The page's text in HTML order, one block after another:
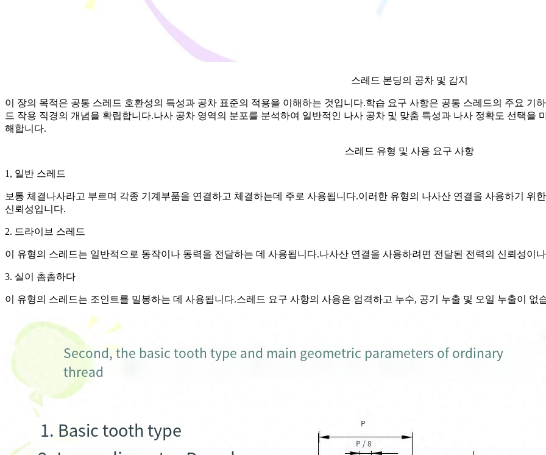
스레드 본딩의 공차 및 감지
이 장의 목적은 공통 스레드 호환성의 특성과 공차 표준의 적용을 이해하는 것입니다.학습 요구 사항은 공통 스레드의 주요 기
드 작용 직경의 개념을 확립합니다.나사 공차 영역의 분포를 분석하여 일반적인 나사 공차 및 맞춤 특성과 나사 정확도 선택을
해합니다.
스레드 유형 및 사용 요구 사항
1, 일반 스레드
보통 체결나사라고 부르며 각종 기계부품을 연결하고 체결하는데 주로 사용됩니다.이러한 유형의 나사산 연결을 사용하기 위
신뢰성입니다.
2. 드라이브 스레드
이 유형의 스레드는 일반적으로 동작이나 동력을 전달하는 데 사용됩니다.나사산 연결을 사용하려면 전달된 전력의 신뢰성이
3. 실이 촘촘하다
이 유형의 스레드는 조인트를 밀봉하는 데 사용됩니다.스레드 요구 사항의 사용은 엄격하고 누수, 공기 누출 및 오일 누출이 없